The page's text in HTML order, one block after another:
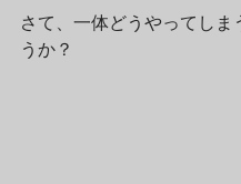
さて、一体どうやってしま
うか？